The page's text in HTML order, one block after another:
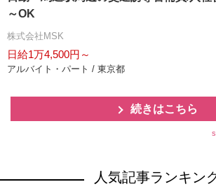
～OK
株式会社MSK
日給1万4,500円～
アルバイト・パート / 東京都
続きはこちら
人気記事ランキン